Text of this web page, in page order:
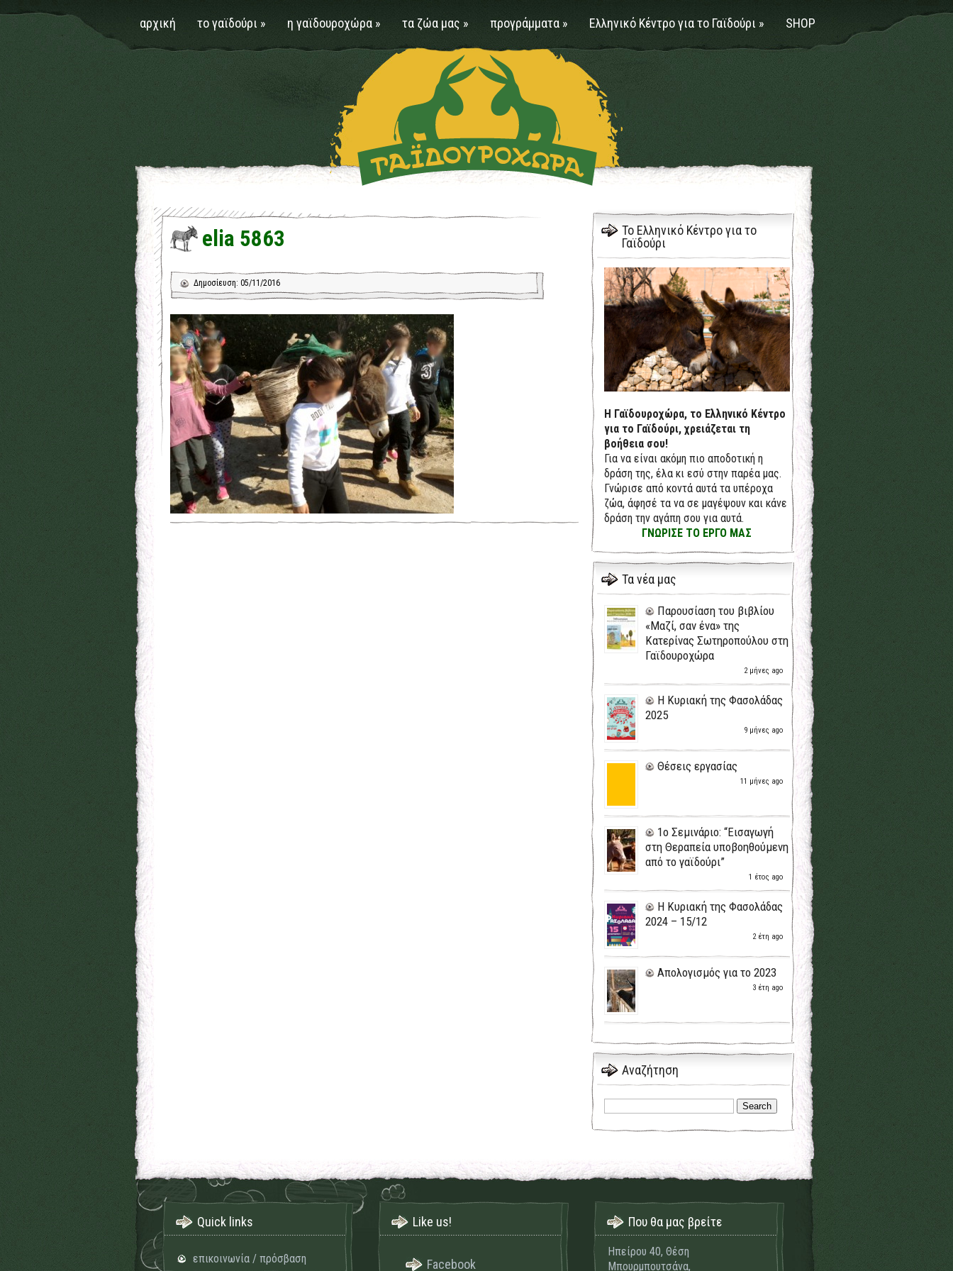
αρχική το γαϊδούρι » η γαϊδουροχώρα» τα ζώα μας » προγράμματα» Ελληνικό Κέντρο για το Γαϊδούρι » SHOP
elia 5863
Δημοσίευση: 05/11/2016
Το Ελληνικό Κέντρο για το
Γαϊδούρι
Η Γαϊδουροχώρα, το Ελληνικό Κέντρο
για το Γαϊδούρι, χρειάζεται τη
βοήθεια σου!
Για να είναι ακόμη πιο αποδοτική η
δράση της, έλα κι εσύ στην παρέα μας.
Γνώρισε από κοντά αυτά τα υπέροχα
ζώα, άφησέ τα να σε μαγέψουν και κάνε
δράση την αγάπη σου για αυτά.
ΓΝΩΡΙΣΕ ΤΟ ΕΡΓΟ ΜΑΣ
Τα νέα μας
Παρουσίαση του βιβλίου
«Μαζί, σαν ένα» της
Κατερίνας Σωτηροπούλου στη
Γαϊδουροχώρα
2 μήνες ago
H Κυριακή της Φασολάδας
2025
9 μήνες ago
Θέσεις εργασίας
11 μήνες ago
1ο Σεμινάριο: “Εισαγωγή
στη Θεραπεία υποβοηθούμενη
από το γαϊδούρι”
1 έτος ago
H Κυριακή της Φασολάδας
2024 – 15/12
2 έτη ago
Απολογισμός για το 2023
3 έτη ago
Αναζήτηση
Quick links
επικοινωνία / πρόσβαση
Like us!
Facebook
Που θα μας βρείτε
Ηπείρου 40, Θέση
Μπουρμπουτσάνα,